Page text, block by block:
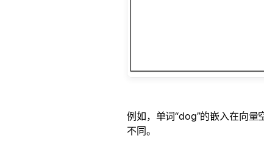
例如，单词“dog”的嵌入在向量
不同。